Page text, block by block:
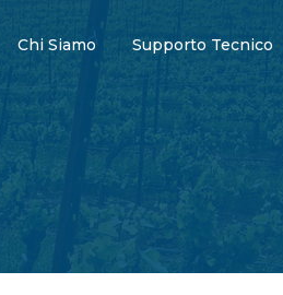
Chi Siamo Supporto Tecnico